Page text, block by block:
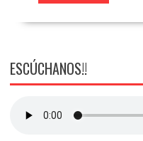
ESCÚCHANOS!!